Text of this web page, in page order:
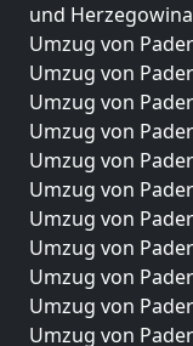
und Herzegowina
Umzug von
Umzug von
Umzug von
Umzug von
Umzug von
Umzug von
Umzug von
Umzug von
Umzug von
Umzug von
Umzug von